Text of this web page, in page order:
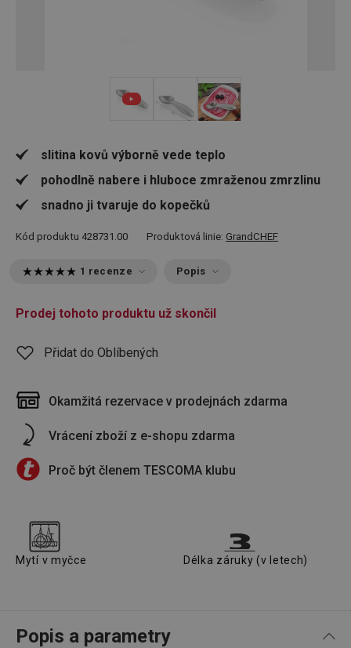
slitina kovů výborně vede teplo
pohodlně nabere i hluboce zmraženou zmrzlinu
snadno ji tvaruje do kopečků
Kód produktu 428731.00 Produktová linie: GrandCHEF
1 recenze Popis
Prodej tohoto produktu už skončil
Přidat do Oblíbených
Okamžitá rezervace v prodejnách zdarma
Vrácení zboží z e-shopu zdarma
Proč být členem TESCOMA klubu
Mytí v myčce Délka záruky (v letech)
Popis a parametry